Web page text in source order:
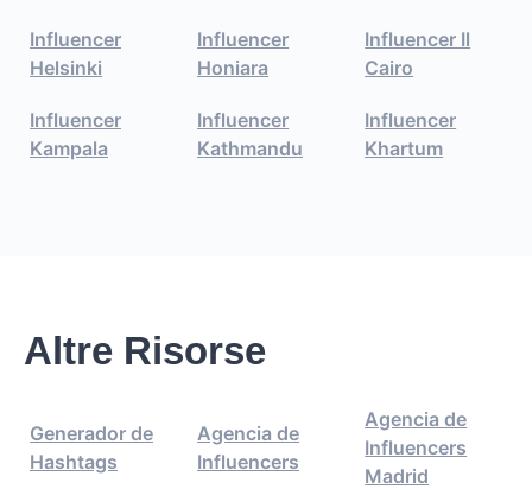
Influencer
Helsinki
Influencer
Honiara
Influencer Il
Cairo
Influencer
Kampala
Influencer
Kathmandu
Influencer
Khartum
Altre Risorse
Generador de
Hashtags
Agencia de
Influencers
Agencia de
Influencers
Madrid